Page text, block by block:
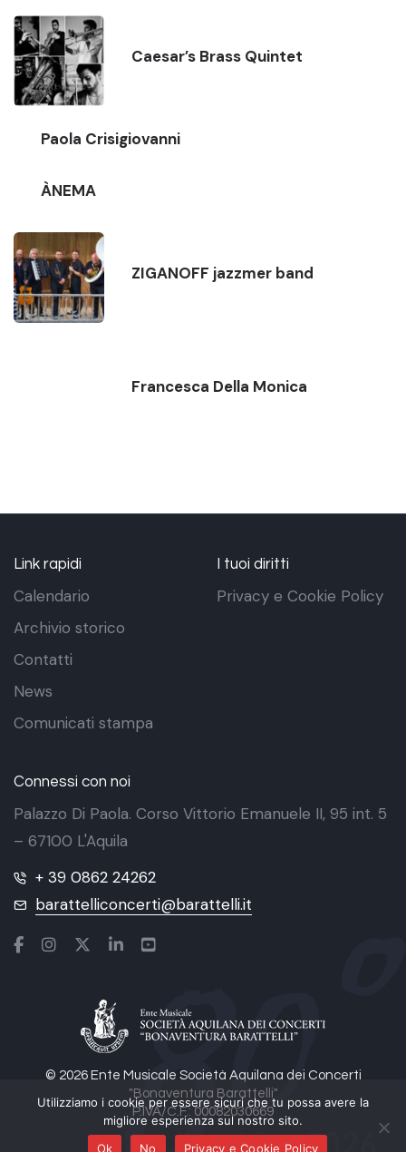
Caesar’s Brass Quintet
Paola Crisigiovanni
ÀNEMA
ZIGANOFF jazzmer band
Francesca Della Monica
© 2026 Ente Musicale Società Aquilana dei Concerti
"Bonaventura Barattelli"
P.IVA/C.F.: 00082030669
Link rapidi
Calendario
Archivio storico
Contatti
News
Comunicati stampa
I tuoi diritti
Privacy e Cookie Policy
Connessi con noi
Palazzo Di Paola. Corso Vittorio Emanuele II, 95 int. 5
– 67100 L'Aquila
+ 39 0862 24262
barattelliconcerti@barattelli.it
Utilizziamo i cookie per essere sicuri che tu possa avere la
migliore esperienza sul nostro sito.
Ok
No Privacy e Cookie Policy